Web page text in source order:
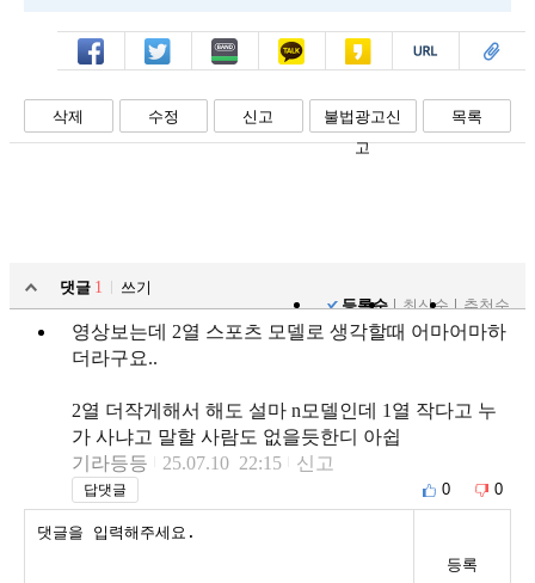
페북 트윗 밴드 카톡 카스 복사 스크랩
삭제 수정 신고
불법광고신
고
목록
댓글 1
쓰기
등록순
최신순 추천순
영상보는데 2열 스포츠 모델로 생각할때 어마어마하
더라구요..
2열 더작게해서 해도 설마 n모델인데 1열 작다고 누
가 사냐고 말할 사람도 없을듯한디 아쉽
기라등등
25.07.10 22:15 신고
답댓글 0 0
등록